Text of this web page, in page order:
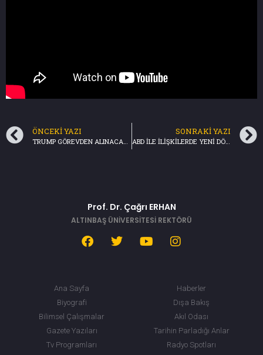
ÖNCEKI YAZI
TRUMP GÖREVDEN ALINACAK MI? HABER 19/TRT HABER 09.01.2021
SONRAKI YAZI
ABD İLE İLİŞKİLERDE YENİ DÖNEM-BİRİNCİ SAYFA/TRT HABER(20.01.2021)
Prof. Dr. Çağrı ERHAN
ALTINBAŞ ÜNİVERSİTESİ REKTÖRÜ
Ana Sayfa
Biyografi
Bilimsel Çalışmalar
Gazete Yazıları
Tv Programları
Haberler
Dışa Bakış
Akıl Odası
Tarihin Parladığı Anlar
Radyo Spotları